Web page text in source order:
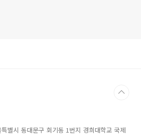
별시 동대문구 회기동 1번지 경희대학교 국제